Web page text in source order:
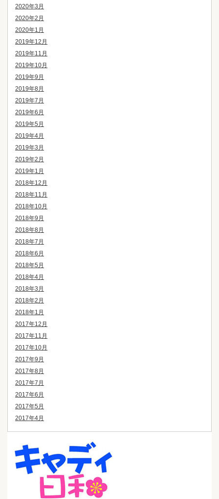
2020年3月
2020年2月
2020年1月
2019年12月
2019年11月
2019年10月
2019年9月
2019年8月
2019年7月
2019年6月
2019年5月
2019年4月
2019年3月
2019年2月
2019年1月
2018年12月
2018年11月
2018年10月
2018年9月
2018年8月
2018年7月
2018年6月
2018年5月
2018年4月
2018年3月
2018年2月
2018年1月
2017年12月
2017年11月
2017年10月
2017年9月
2017年8月
2017年7月
2017年6月
2017年5月
2017年4月